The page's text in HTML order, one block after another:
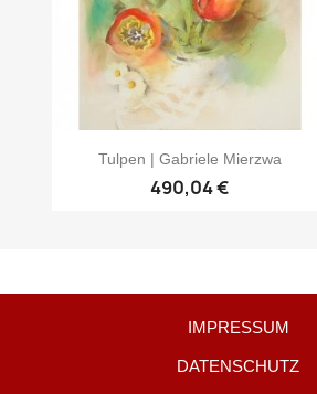
Tulpen | Gabriele Mierzwa
490,04 €
IMPRESSUM
DATENSCHUTZ